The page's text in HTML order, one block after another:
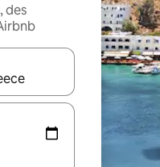
des
les flèches vers le haut et